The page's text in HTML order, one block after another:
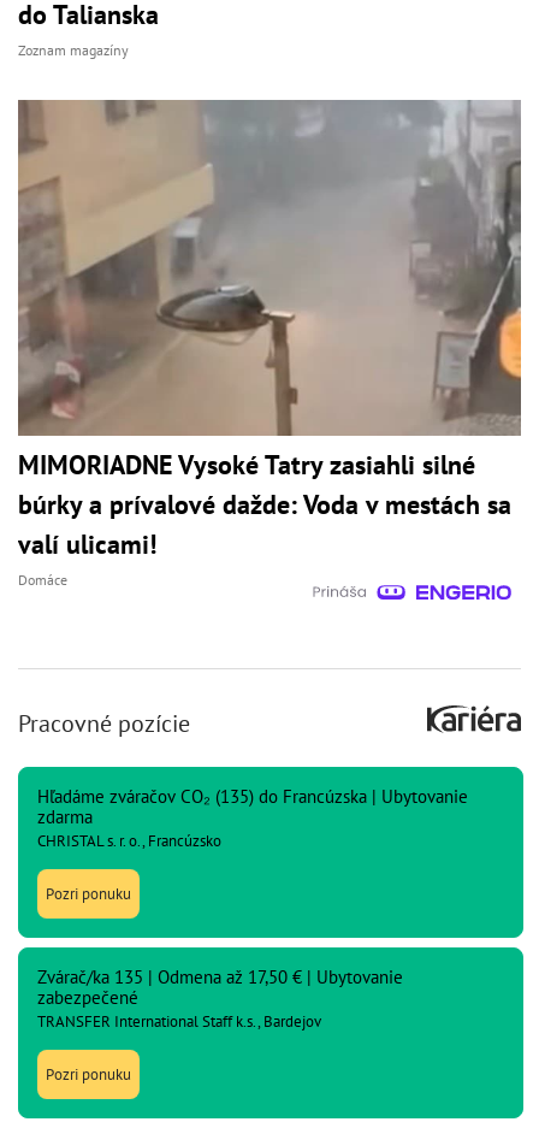
do Talianska
Zoznam magazíny
MIMORIADNE Vysoké Tatry zasiahli silné
búrky a prívalové dažde: Voda v mestách sa
valí ulicami!
Domáce
Pracovné pozície
Hľadáme zváračov CO₂ (135) do Francúzska | Ubytovanie
zdarma
CHRISTAL s. r. o., Francúzsko
Pozri ponuku
Zvárač/ka 135 | Odmena až 17,50 € | Ubytovanie
zabezpečené
TRANSFER International Staff k.s., Bardejov
Pozri ponuku